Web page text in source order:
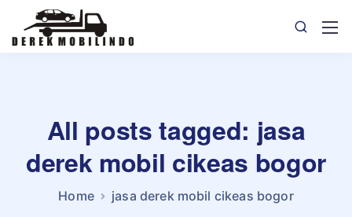
All posts tagged: jasa
derek mobil cikeas bogor
Home jasa derek mobil cikeas bogor